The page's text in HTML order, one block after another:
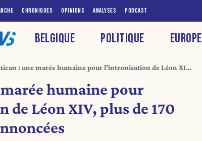
CHRONIQUES OPINIONS ANALYSES PODCAST
BELGIQUE POLITIQUE EUROPE
: une marée humaine pour l’intronisation de Léon XIV,
humaine pour
de Léon XIV, plus de 170